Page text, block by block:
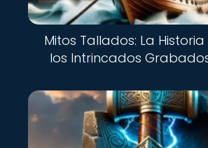
Mitos Tallados: La
los Intrincados